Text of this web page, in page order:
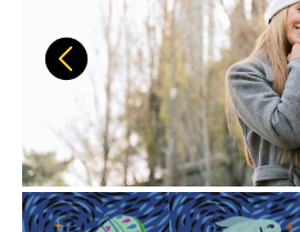
Předchozí